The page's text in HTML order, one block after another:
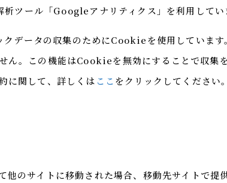
ツール「Googleアナリティクス」を利用してい
データの収集のためにCookieを使用していま
ん。この機能はCookieを無効にすることで収集
に関して、詳しくは ここをクリックしてください。
他のサイトに移動された場合、移動先サイトで提